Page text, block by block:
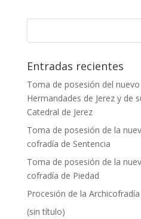
Entradas recientes
Toma de posesión del
Hermandades de Jerez y de
Catedral de Jerez
Toma de posesión de la
cofradía de Sentencia
Toma de posesión de la
cofradía de Piedad
Procesión de la
(sin título)